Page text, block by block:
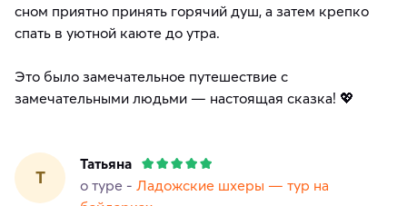
сном приятно принять горячий душ, а затем крепко
спать в уютной каюте до утра.
Это было замечательное путешествие с
замечательными людьми — настоящая сказка! 💖
Т
Татьяна
о туре - Ладожские шхеры — тур на